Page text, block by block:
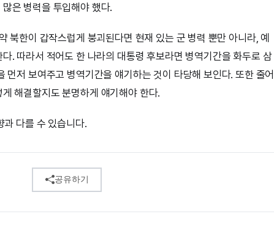
은 병력을 투입해야 했다.
북한이 갑작스럽게 붕괴된다면 현재 있는 군 병력 뿐만 아니라, 예
. 따라서 적어도 한 나라의 대통령 후보라면 병역기간을 화두로 삼
먼저 보여주고 병역기간을 얘기하는 것이 타당해 보인다. 또한 줄어
해결할지도 분명하게 얘기해야 한다.
과 다를 수 있습니다.
공유하기